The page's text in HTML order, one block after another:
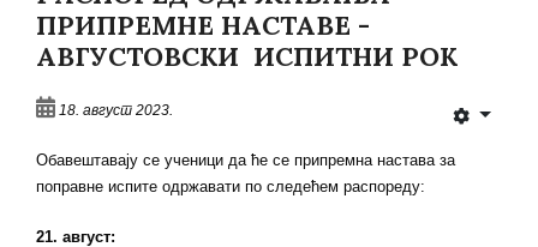
ПРИПРЕМНЕ НАСТАВЕ -
АВГУСТОВСКИ ИСПИТНИ РОК
18. август 2023.
Обавештавају се ученици да ће се припремна настава за
поправне испите одржавати по следећем распореду:
21. август: